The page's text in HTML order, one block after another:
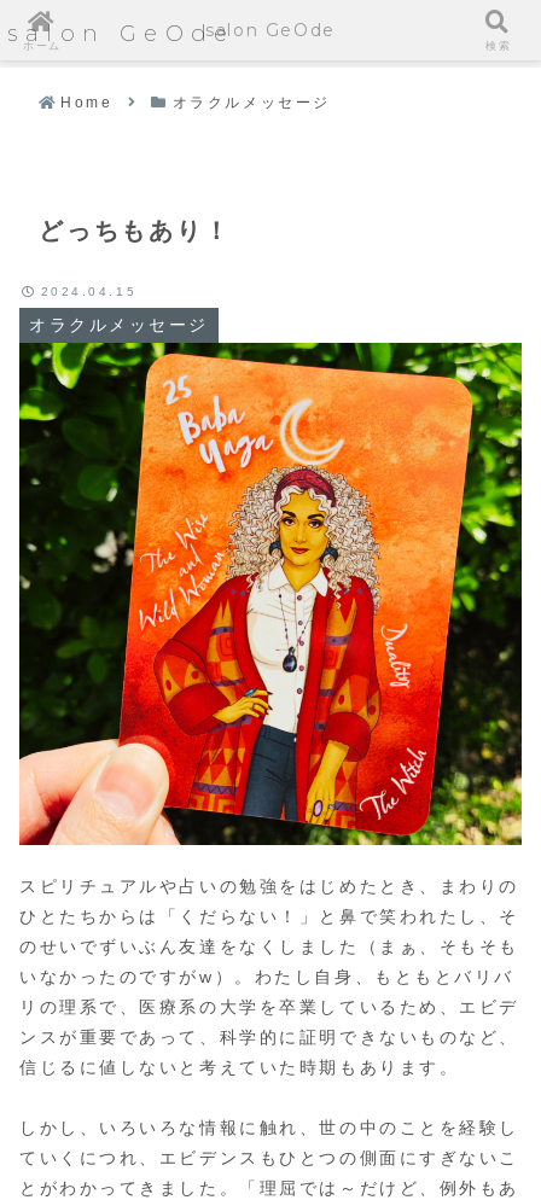
salon GeOde
Home オラクルメッセージ
どっちもあり！
オラクルメッセージ
2024.04.15
スピリチュアルや占いの勉強をはじめたとき、まわりの
ひとたちからは「くだらない！」と鼻で笑われたし、そ
のせいでずいぶん友達をなくしました（まぁ、そもそも
いなかったのですがw）。わたし自身、もともとバリバ
リの理系で、医療系の大学を卒業しているため、エビデ
ンスが重要であって、科学的に証明できないものなど、
信じるに値しないと考えていた時期もあります。
しかし、いろいろな情報に触れ、世の中のことを経験し
ていくにつれ、エビデンスもひとつの側面にすぎないこ
とがわかってきました。「理屈では～だけど、例外もあ
ホーム
salon GeOde
検索